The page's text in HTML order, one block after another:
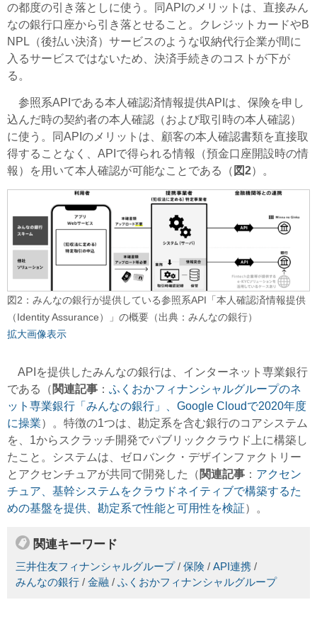
の都度の引き落としに使う。同APIのメリットは、直接みん
なの銀行口座から引き落とせること。クレジットカードやB
NPL（後払い決済）サービスのような収納代行企業が間に
入るサービスではないため、決済手続きのコストが下が
る。
参照系APIである本人確認済情報提供APIは、保険を申し
込んだ時の契約者の本人確認（および取引時の本人確認）
に使う。同APIのメリットは、顧客の本人確認書類を直接取
得することなく、APIで得られる情報（預金口座開設時の情
報）を用いて本人確認が可能なことである（ 図2）。
図2：みんなの銀行が提供している参照系API「本人確認済情報提供
（Identity Assurance）」の概要（出典：みんなの銀行）
拡大画像表示
APIを提供したみんなの銀行は、インターネット専業銀行
である（ 関連記事 ： ふくおかフィナンシャルグループのネ
ット専業銀行「みんなの銀行」、Google Cloudで2020年度
に操業）。特徴の1つは、勘定系を含む銀行のコアシステム
を、1からスクラッチ開発でパブリッククラウド上に構築し
たこと。システムは、ゼロバンク・デザインファクトリー
とアクセンチュアが共同で開発した（ 関連記事 ： アクセン
チュア、基幹システムをクラウドネイティブで構築するた
めの基盤を提供、勘定系で性能と可用性を検証）。
関連キーワード
三井住友フィナンシャルグループ/ 保険 / API連携 /
みんなの銀行 / 金融 / ふくおかフィナンシャルグループ